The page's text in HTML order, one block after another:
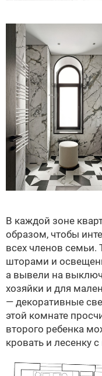
В каждой зоне
образом, чтобы
всех членов семьи.
шторами и
а вывели на
хозяйки и для
— декоративные
этой комнате
второго ребенка
кровать и лесенку